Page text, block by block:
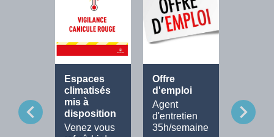
Espaces
climatisés
mis à
disposition
Venez vous
Offre
d'emploi
Agent
d'entretien
35h/semaine
Tout le
chevron_left chevron_right